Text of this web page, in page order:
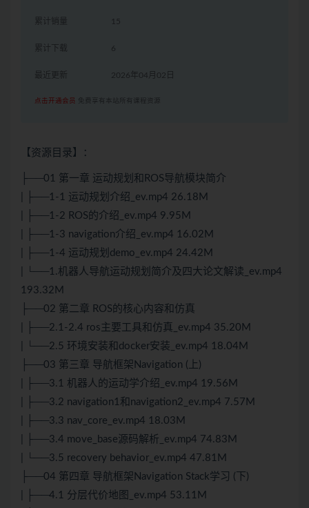
累计销量 15
累计下载 6
最近更新 2026年04月02日
点击开通会员 免费享有本站所有课程资源
【资源目录】：
├──01 第一章 运动规划和ROS导航模块简介
| ├──1-1 运动规划介绍_ev.mp4 26.18M
| ├──1-2 ROS的介绍_ev.mp4 9.95M
| ├──1-3 navigation介绍_ev.mp4 16.02M
| ├──1-4 运动规划demo_ev.mp4 24.42M
| └──1.机器人导航运动规划简介及四大论文解读_ev.mp4
193.32M
├──02 第二章 ROS的核心内容和仿真
| ├──2.1-2.4 ros主要工具和仿真_ev.mp4 35.20M
| └──2.5 环境安装和docker安装_ev.mp4 18.04M
├──03 第三章 导航框架Navigation (上)
| ├──3.1 机器人的运动学介绍_ev.mp4 19.56M
| ├──3.2 navigation1和navigation2_ev.mp4 7.57M
| ├──3.3 nav_core_ev.mp4 18.03M
| ├──3.4 move_base源码解析_ev.mp4 74.83M
| └──3.5 recovery behavior_ev.mp4 47.81M
├──04 第四章 导航框架Navigation Stack学习 (下)
| ├──4.1 分层代价地图_ev.mp4 53.11M